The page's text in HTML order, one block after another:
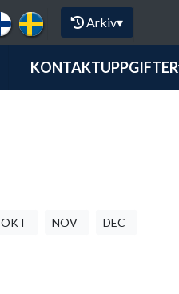
Arkiv▾
KONTAKTUPPGIFTER
OKT NOV DEC